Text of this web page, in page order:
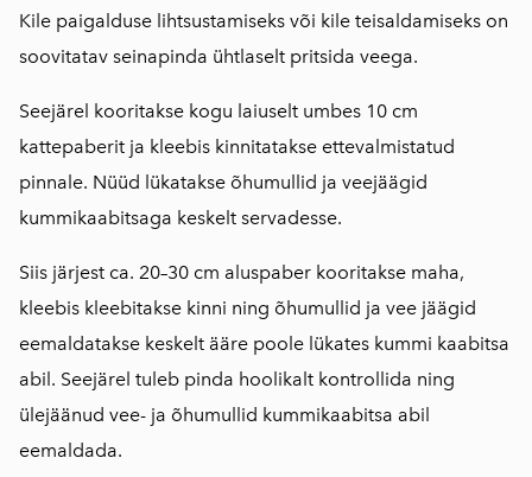
Kile paigalduse lihtsustamiseks või kile teisaldamiseks on
soovitatav seinapinda ühtlaselt pritsida veega.
Seejärel kooritakse kogu laiuselt umbes 10 cm
kattepaberit ja kleebis kinnitatakse ettevalmistatud
pinnale. Nüüd lükatakse õhumullid ja veejäägid
kummikaabitsaga keskelt servadesse.
Siis järjest ca. 20–30 cm aluspaber kooritakse maha,
kleebis kleebitakse kinni ning õhumullid ja vee jäägid
eemaldatakse keskelt ääre poole lükates kummi kaabitsa
abil. Seejärel tuleb pinda hoolikalt kontrollida ning
ülejäänud vee- ja õhumullid kummikaabitsa abil
eemaldada.